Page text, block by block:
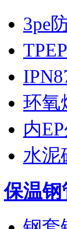
3pe
环氧
内
水泥
保温钢